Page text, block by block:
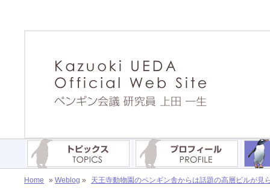
Home » Weblog » 天王寺動物園のペンギン舎からは話題の高層ビルが見